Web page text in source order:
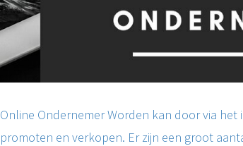
Online Ondernemer Worden kan door via
promoten en verkopen. Er zijn een groot